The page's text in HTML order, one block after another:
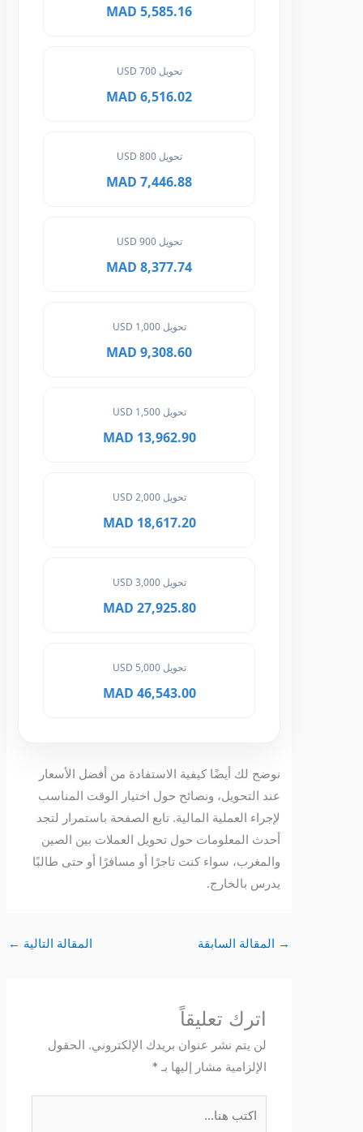
5,585.16 MAD
تحويل 700 USD
6,516.02 MAD
تحويل 800 USD
7,446.88 MAD
تحويل 900 USD
8,377.74 MAD
تحويل 1,000 USD
9,308.60 MAD
تحويل 1,500 USD
13,962.90 MAD
تحويل 2,000 USD
18,617.20 MAD
تحويل 3,000 USD
27,925.80 MAD
تحويل 5,000 USD
46,543.00 MAD
نوضح لك أيضًا كيفية الاستفادة من أفضل الأسعار
عند التحويل، ونصائح حول اختيار الوقت المناسب
لإجراء العملية المالية. تابع الصفحة باستمرار لتجد
أحدث المعلومات حول تحويل العملات بين الصين
والمغرب، سواء كنت تاجرًا أو مسافرًا أو حتى طالبًا
يدرس بالخارج.
المقالة السابقة المقالة التالية←
اترك تعليقاً
لن يتم نشر عنوان بريدك الإلكتروني. الحقول
الإلزامية مشار إليها بـ*